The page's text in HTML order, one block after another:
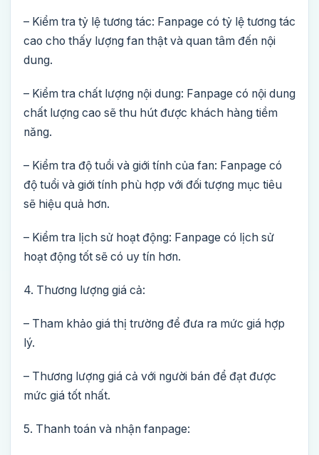
– Kiểm tra tỷ lệ tương tác: Fanpage có tỷ lệ tương tác
cao cho thấy lượng fan thật và quan tâm đến nội
dung.
– Kiểm tra chất lượng nội dung: Fanpage có nội dung
chất lượng cao sẽ thu hút được khách hàng tiềm
năng.
– Kiểm tra độ tuổi và giới tính của fan: Fanpage có
độ tuổi và giới tính phù hợp với đối tượng mục tiêu
sẽ hiệu quả hơn.
– Kiểm tra lịch sử hoạt động: Fanpage có lịch sử
hoạt động tốt sẽ có uy tín hơn.
4. Thương lượng giá cả:
– Tham khảo giá thị trường để đưa ra mức giá hợp
lý.
– Thương lượng giá cả với người bán để đạt được
mức giá tốt nhất.
5. Thanh toán và nhận fanpage: